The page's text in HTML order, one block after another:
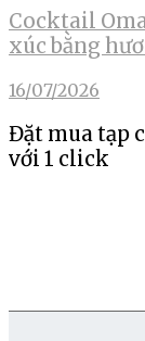
Cocktail
xúc bằng
16/07/2026
Đặt mua tạp
với 1 click